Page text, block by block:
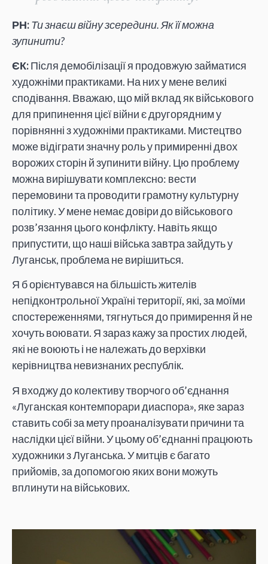
РН:Ти знаєш війну зсередини. Як її можна
зупинити?
ЄК:Після демобілізації я продовжую займатися
художніми практиками. На них у мене великі
сподівання. Вважаю, що мій вклад як військового
для припинення цієї війни є другорядним у
порівнянні з художніми практиками. Мистецтво
може відіграти значну роль у примиренні двох
ворожих сторін й зупинити війну. Цю проблему
можна вирішувати комплексно: вести
перемовини та проводити грамотну культурну
політику. У мене немає довіри до військового
розв’язання цього конфлікту. Навіть якщо
припустити, що наші війська завтра зайдуть у
Луганськ, проблема не вирішиться.
Я б орієнтувався на більшість жителів
непідконтрольної Україні території, які, за моїми
спостереженнями, тягнуться до примирення й не
хочуть воювати. Я зараз кажу за простих людей,
які не воюють і не належать до верхівки
керівництва невизнаних республік.
Я входжу до колективу творчого об’єднання
«Луганская контемпорари диаспора», яке зараз
ставить собі за мету проаналізувати причини та
наслідки цієї війни. У цьому об’єднанні працюють
художники з Луганська. У митців є багато
прийомів, за допомогою яких вони можуть
вплинути на військових.